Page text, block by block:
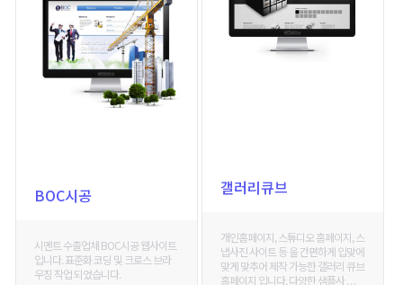
갤러리큐브
개인홈페이지, 스튜디오 홈페이지, 스
냅사진 사이트 등 을 간편하게 입맞에
맞게 맞추어 제작 가능한 갤러리 큐브
홈페이지 입니다. 다양한 샘플사 . . .
BOC시공
시멘트 수출업체 BOC시공 웹사이트
입니다. 표준화 코딩 및 크로스 브라
우징 작업 되었습니다.